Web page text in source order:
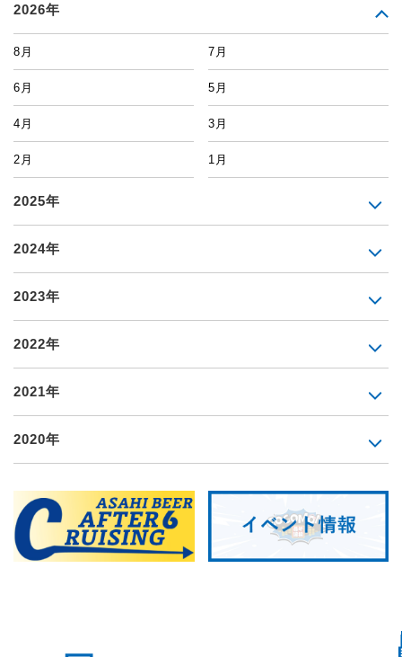
2026年
8月 7月
6月 5月
4月 3月
2月 1月
2025年
2024年
2023年
2022年
2021年
2020年